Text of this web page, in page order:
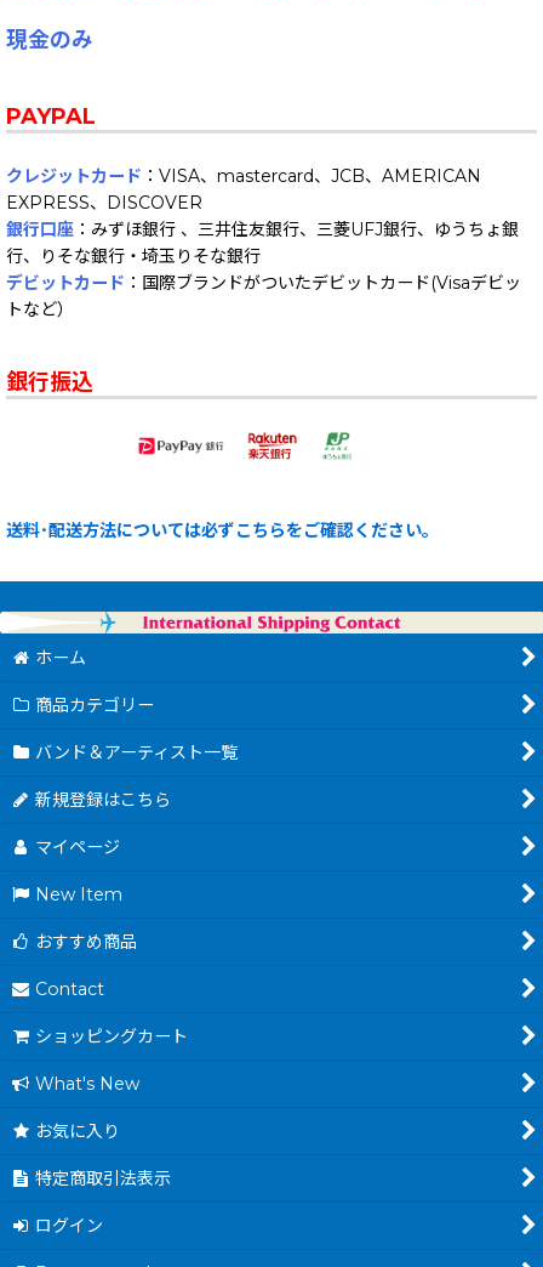
現金のみ
PAYPAL
クレジットカード ：VISA、mastercard、JCB、AMERICAN
EXPRESS、DISCOVER
銀行口座 ：みずほ銀行 、三井住友銀行、三菱UFJ銀行、ゆうちょ銀
行、りそな銀行・埼玉りそな銀行
デビットカード ：国際ブランドがついたデビットカード(Visaデビッ
トなど）
銀行振込
送料･配送方法については必ずこちらをご確認ください。
ホーム
商品カテゴリー
バンド＆アーティスト一覧
新規登録はこちら
マイページ
New Item
おすすめ商品
Contact
ショッピングカート
What's New
お気に入り
特定商取引法表示
ログイン